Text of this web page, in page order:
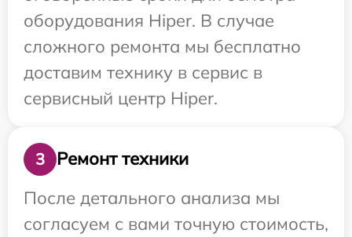
оборудования Hiper. В случае
сложного ремонта мы бесплатно
доставим технику в сервис в
сервисный центр Hiper.
3
Ремонт техники
После детального анализа мы
согласуем с вами точную стоимость,